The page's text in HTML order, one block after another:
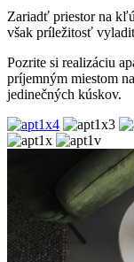
Zariadť priestor na
však príležitosť
Pozrite si realizáciu
príjemným miestom
jedinečných kúskov.